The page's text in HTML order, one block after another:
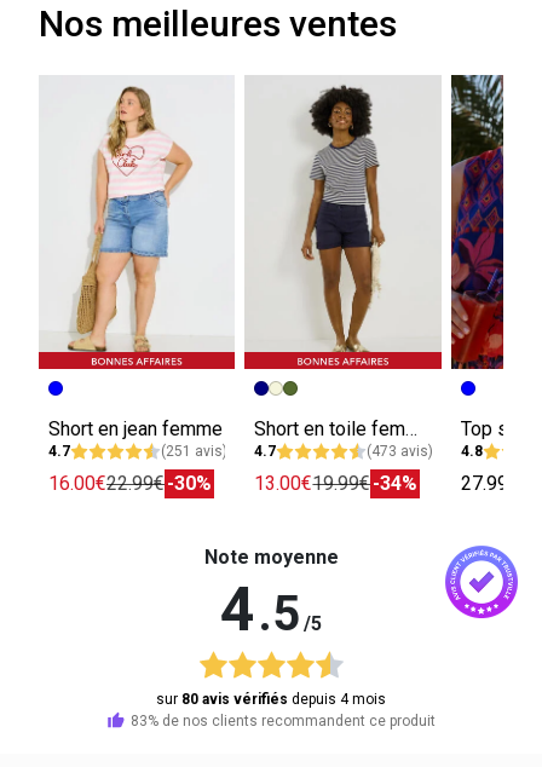
Nos meilleures ventes
Short en jean femme
4.7 (251 avis)
16.00€22.99€-30%
Short en toile femme
4.7 (473 avis)
13.00€19.99€-34%
4.8
27.99€
Note moyenne
4.5 /5
sur 80 avis vérifiés depuis 4 mois
83% de nos clients recommandent ce produit